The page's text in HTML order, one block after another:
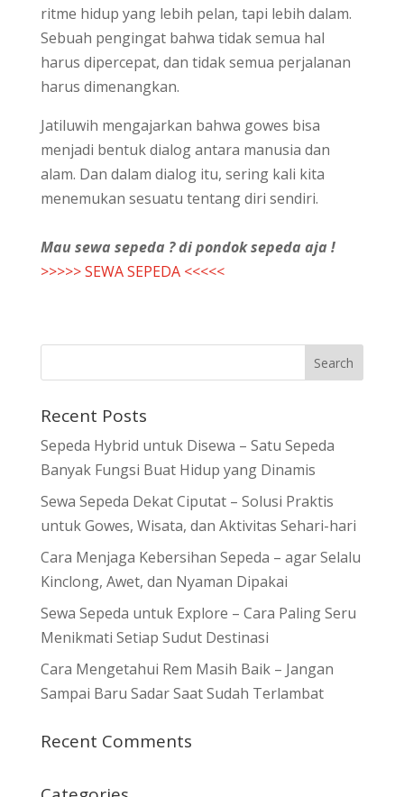
ritme hidup yang lebih pelan, tapi lebih dalam.
Sebuah pengingat bahwa tidak semua hal
harus dipercepat, dan tidak semua perjalanan
harus dimenangkan.
Jatiluwih mengajarkan bahwa gowes bisa
menjadi bentuk dialog antara manusia dan
alam. Dan dalam dialog itu, sering kali kita
menemukan sesuatu tentang diri sendiri.
Mau sewa sepeda ? di pondok sepeda aja !
>>>>> SEWA SEPEDA <<<<<
Recent Posts
Sepeda Hybrid untuk Disewa – Satu Sepeda
Banyak Fungsi Buat Hidup yang Dinamis
Sewa Sepeda Dekat Ciputat – Solusi Praktis
untuk Gowes, Wisata, dan Aktivitas Sehari-hari
Cara Menjaga Kebersihan Sepeda – agar Selalu
Kinclong, Awet, dan Nyaman Dipakai
Sewa Sepeda untuk Explore – Cara Paling Seru
Menikmati Setiap Sudut Destinasi
Cara Mengetahui Rem Masih Baik – Jangan
Sampai Baru Sadar Saat Sudah Terlambat
Recent Comments